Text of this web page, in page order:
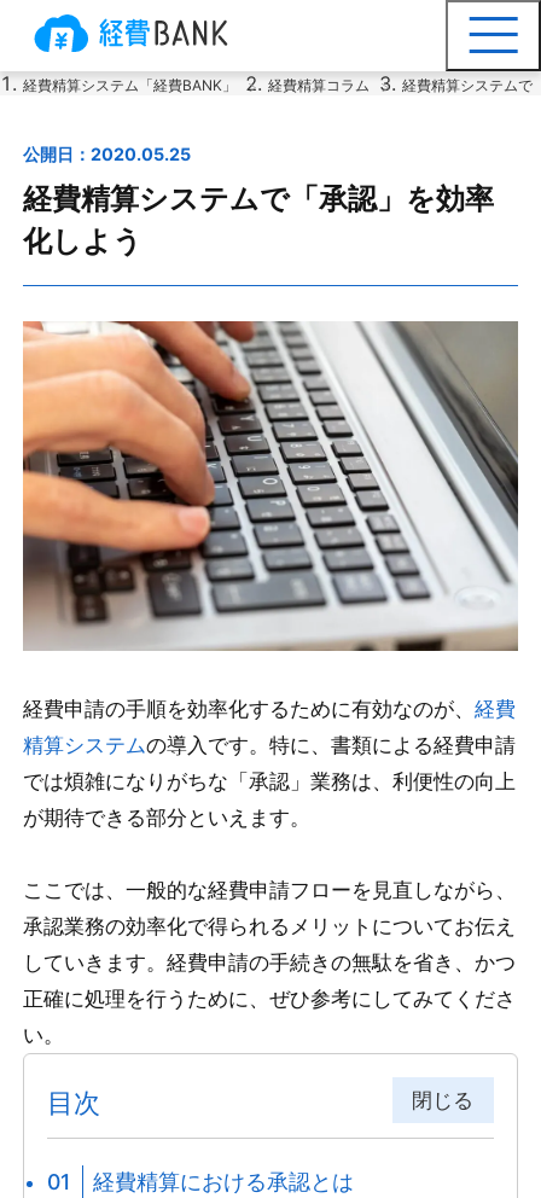
経費精算システム「経費BANK」 経費精算コラム 経費精算システムで
公開日：2020.05.25
経費精算システムで「承認」を効率
化しよう
経費申請の手順を効率化するために有効なのが、経費
精算システムの導入です。特に、書類による経費申請
では煩雑になりがちな「承認」業務は、利便性の向上
が期待できる部分といえます。
ここでは、一般的な経費申請フローを見直しながら、
承認業務の効率化で得られるメリットについてお伝え
していきます。経費申請の手続きの無駄を省き、かつ
正確に処理を行うために、ぜひ参考にしてみてくださ
い。
目次 閉じる
経費精算における承認とは